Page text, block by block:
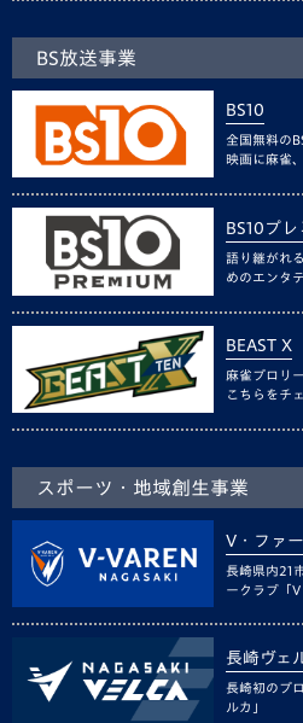
BS放送事業
BS10
全国無料の
映画に麻雀
BS10プレ
語り継がれ
めのエンタ
BEAST X
麻雀プロリ
こちらをチ
スポーツ・地域創生事業
V・ファ
長崎県内21
ークラブ「V
長崎ヴェ
長崎初のプ
ルカ」